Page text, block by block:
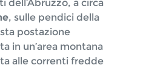
dell’Abruzzo, a circa
, sulle pendici della
postazione
in un’area montana
alle correnti fredde